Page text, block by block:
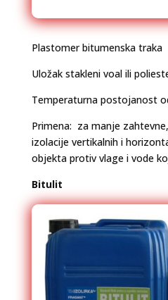
Plastomer bitumenska traka
Uložak stakleni voal ili
Temperaturna postojanost
Primena: za manje
izolacije vertikalnih i
objekta protiv vlage i vode
Bitulit